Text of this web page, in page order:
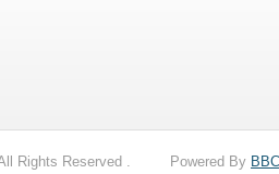
Rights Reserved . Powered By